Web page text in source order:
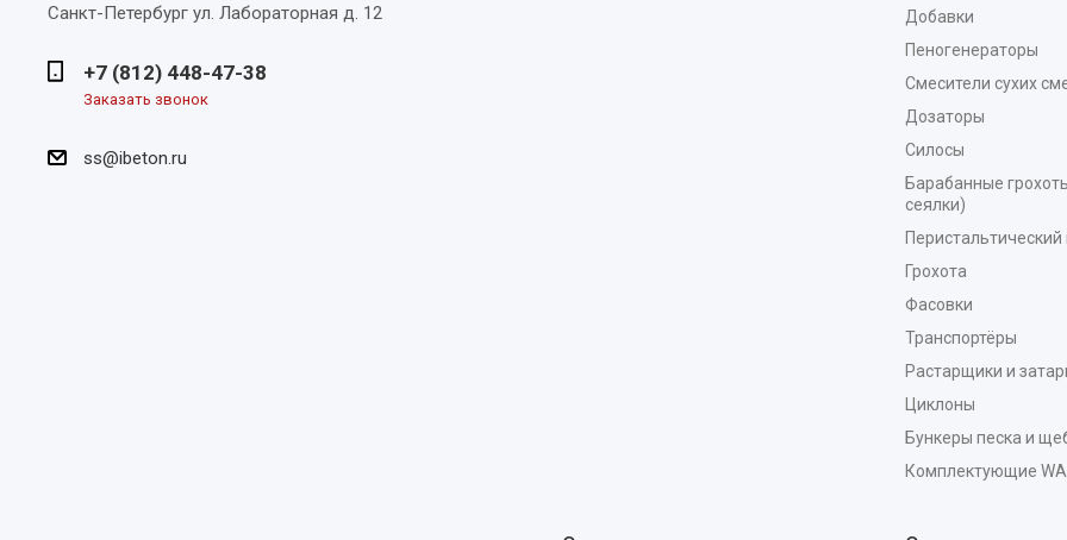
Санкт-Петербург ул. Лабораторная д. 12
+7 (812) 448-47-38
Заказать звонок
ss@ibeton.ru
Добавки
Пеногенераторы
Смесители сухих
Дозаторы
Силосы
Барабанные
сеялки)
Перистальтический
Грохота
Фасовки
Транспортёры
Растарщики и
Циклоны
Бункеры песка и
Комплектующие